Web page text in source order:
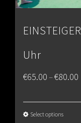
Uhr
€65.00–€80.00
Select options